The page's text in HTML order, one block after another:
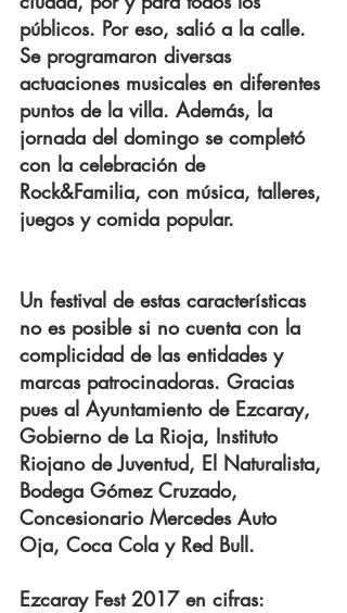
públicos. Por eso, salió a la calle.
Se programaron diversas
actuaciones musicales en diferentes
puntos de la villa. Además, la
jornada del domingo se completó
con la celebración de
Rock&Familia, con música, talleres,
juegos y comida popular.
Un festival de estas características
no es posible si no cuenta con la
complicidad de las entidades y
marcas patrocinadoras. Gracias
pues al Ayuntamiento de Ezcaray,
Gobierno de La Rioja, Instituto
Riojano de Juventud, El Naturalista,
Bodega Gómez Cruzado,
Concesionario Mercedes Auto
Oja, Coca Cola y Red Bull.
Ezcaray Fest 2017 en cifras: